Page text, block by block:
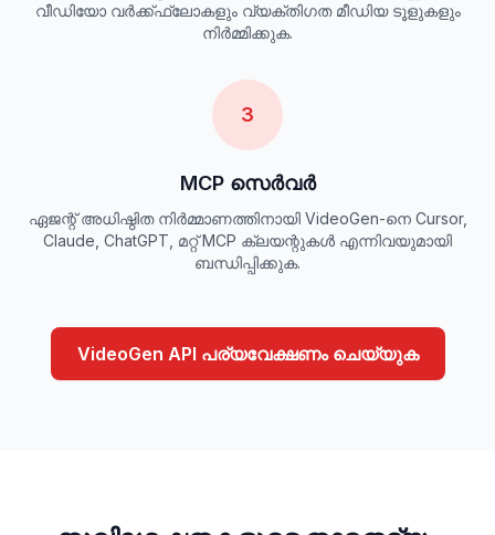
വീഡിയോ വർക്ക്ഫ്ലോകളും വ്യക്തിഗത മീഡിയ ടൂളുകളും
നിർമ്മിക്കുക.
3
MCP സെർവർ
ഏജന്റ് അധിഷ്ഠിത നിർമ്മാണത്തിനായി VideoGen-നെ Cursor,
Claude, ChatGPT, മറ്റ് MCP ക്ലയന്റുകൾ എന്നിവയുമായി
ബന്ധിപ്പിക്കുക.
VideoGen API പര്യവേക്ഷണം ചെയ്യുക